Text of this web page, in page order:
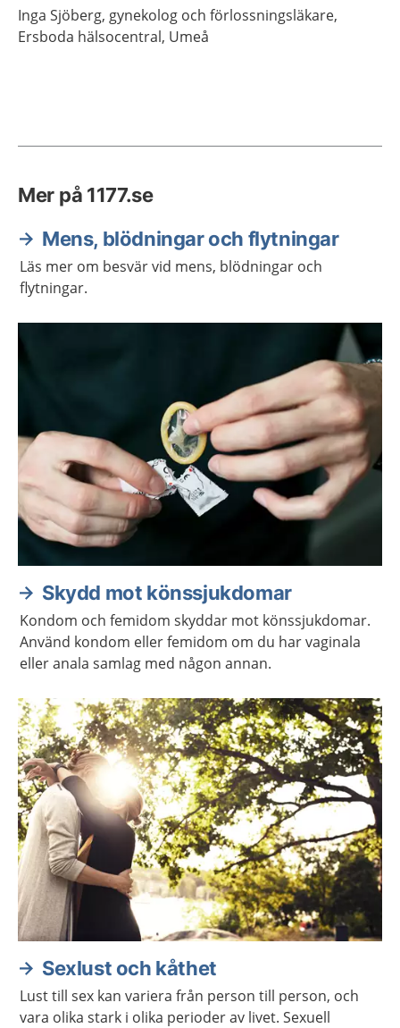
Inga Sjöberg, gynekolog och förlossningsläkare,
Ersboda hälsocentral, Umeå
Mer på 1177.se
Mens, blödningar och flytningar
Läs mer om besvär vid mens, blödningar och
flytningar.
Skydd mot könssjukdomar
Kondom och femidom skyddar mot könssjukdomar.
Använd kondom eller femidom om du har vaginala
eller anala samlag med någon annan.
Sexlust och kåthet
Lust till sex kan variera från person till person, och
vara olika stark i olika perioder av livet. Sexuell